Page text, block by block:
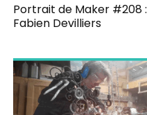
Portrait de Maker #208 :
Fabien Devilliers